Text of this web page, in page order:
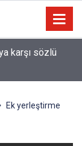
karşı sözlü
Ek yerleştirme